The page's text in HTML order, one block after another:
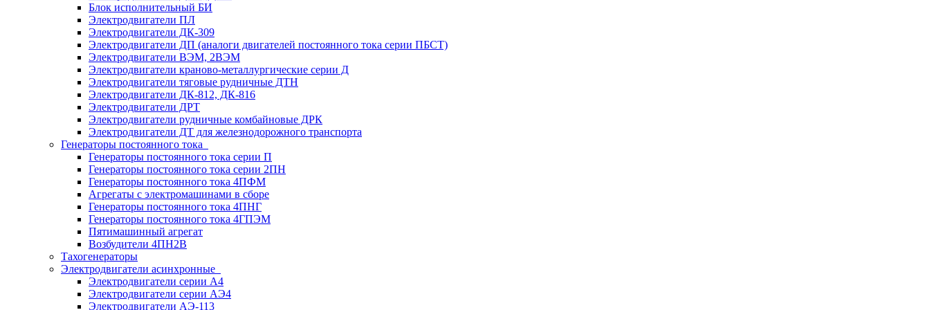
Блок исполнительный БИ
Электродвигатели ПЛ
Электродвигатели ДК-309
Электродвигатели ДП (аналоги двигателей постоянного тока серии ПБСТ)
Электродвигатели ВЭМ, 2ВЭМ
Электродвигатели краново-металлургические серии Д
Электродвигатели тяговые рудничные ДТН
Электродвигатели ДК-812, ДК-816
Электродвигатели ДРТ
Электродвигатели рудничные комбайновые ДРК
Электродвигатели ДТ для железнодорожного транспорта
Генераторы постоянного тока
Генераторы постоянного тока серии П
Генераторы постоянного тока серии 2ПН
Генераторы постоянного тока 4ПФМ
Агрегаты с электромашинами в сборе
Генераторы постоянного тока 4ПНГ
Генераторы постоянного тока 4ГПЭМ
Пятимашинный агрегат
Возбудители 4ПН2В
Тахогенераторы
Электродвигатели асинхронные
Электродвигатели серии А4
Электродвигатели серии АЭ4
Электродвигатели АЭ-113